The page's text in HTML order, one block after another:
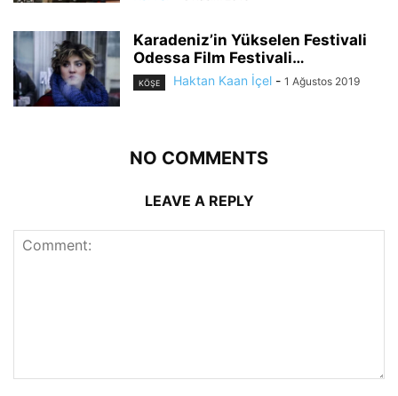
Karadeniz’in Yükselen Festivali
Odessa Film Festivali…
KÖŞE Haktan Kaan İçel - 1 Ağustos 2019
NO COMMENTS
LEAVE A REPLY